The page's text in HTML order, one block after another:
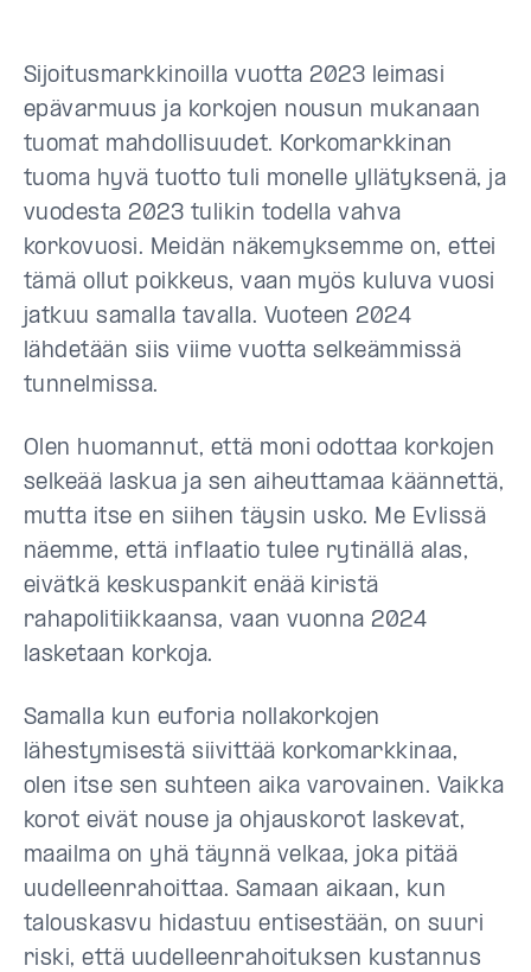
Sijoitusmarkkinoilla vuotta 2023 leimasi
epävarmuus ja korkojen nousun mukanaan
tuomat mahdollisuudet. Korkomarkkinan
tuoma hyvä tuotto tuli monelle yllätyksenä, ja
vuodesta 2023 tulikin todella vahva
korkovuosi. Meidän näkemyksemme on, ettei
tämä ollut poikkeus, vaan myös kuluva vuosi
jatkuu samalla tavalla. Vuoteen 2024
lähdetään siis viime vuotta selkeämmissä
tunnelmissa.
Olen huomannut, että moni odottaa korkojen
selkeää laskua ja sen aiheuttamaa käännettä,
mutta itse en siihen täysin usko. Me Evlissä
näemme, että inflaatio tulee rytinällä alas,
eivätkä keskuspankit enää kiristä
rahapolitiikkaansa, vaan vuonna 2024
lasketaan korkoja.
Samalla kun euforia nollakorkojen
lähestymisestä siivittää korkomarkkinaa,
olen itse sen suhteen aika varovainen. Vaikka
korot eivät nouse ja ohjauskorot laskevat,
maailma on yhä täynnä velkaa, joka pitää
uudelleenrahoittaa. Samaan aikaan, kun
talouskasvu hidastuu entisestään, on suuri
riski, että uudelleenrahoituksen kustannus